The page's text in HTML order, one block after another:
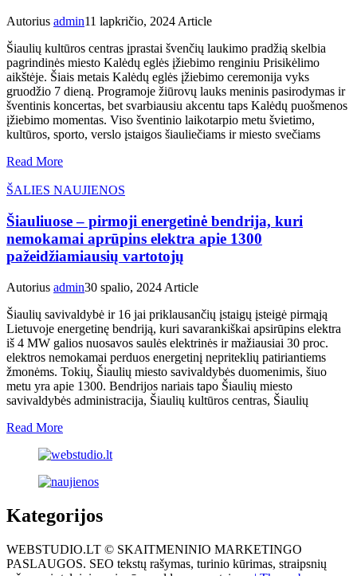
Autorius admin11 lapkričio, 2024 Article
Šiaulių kultūros centras įprastai švenčių laukimo pradžią skelbia
pagrindinės miesto Kalėdų eglės įžiebimo renginiu Prisikėlimo
aikštėje. Šiais metais Kalėdų eglės įžiebimo ceremonija vyks
gruodžio 7 dieną. Programoje žiūrovų lauks meninis pasirodymas ir
šventinis koncertas, bet svarbiausiu akcentu taps Kalėdų puošmenos
įžiebimo momentas. Viso šventinio laikotarpio metu švietimo,
kultūros, sporto, verslo įstaigos šiauliečiams ir miesto svečiams
Read More
ŠALIES NAUJIENOS
Šiauliuose – pirmoji energetinė bendrija, kuri
nemokamai aprūpins elektra apie 1300
pažeidžiamiausių vartotojų
Autorius admin30 spalio, 2024 Article
Šiaulių savivaldybė ir 16 jai priklausančių įstaigų įsteigė pirmąją
Lietuvoje energetinę bendriją, kuri savarankiškai apsirūpins elektra
iš 4 MW galios nuosavos saulės elektrinės ir mažiausiai 30 proc.
elektros nemokamai perduos energetinį nepriteklių patiriantiems
žmonėms. Tokių, Šiaulių miesto savivaldybės duomenimis, šiuo
metu yra apie 1300. Bendrijos nariais tapo Šiaulių miesto
savivaldybės administracija, Šiaulių kultūros centras, Šiaulių
Read More
Kategorijos
WEBSTUDIO.LT © SKAITMENINIO MARKETINGO
PASLAUGOS. SEO tekstų rašymas, turinio kūrimas, straipsnių